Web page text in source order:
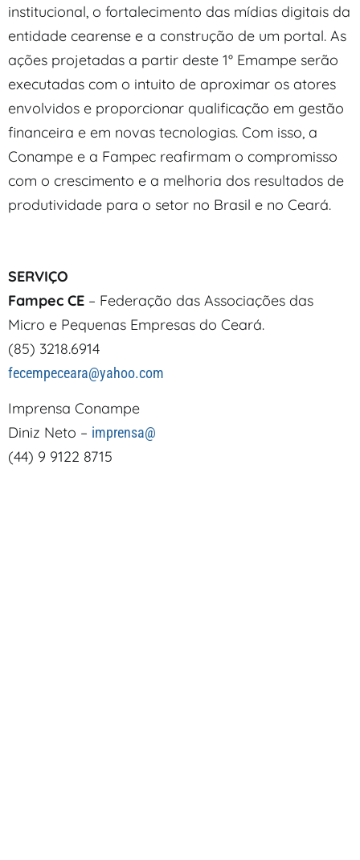
institucional, o fortalecimento das mídias digitais da
entidade cearense e a construção de um portal. As
ações projetadas a partir deste 1° Emampe serão
executadas com o intuito de aproximar os atores
envolvidos e proporcionar qualificação em gestão
financeira e em novas tecnologias. Com isso, a
Conampe e a Fampec reafirmam o compromisso
com o crescimento e a melhoria dos resultados de
produtividade para o setor no Brasil e no Ceará.
SERVIÇO
Fampec CE – Federação das Associações das
Micro e Pequenas Empresas do Ceará.
(85) 3218.6914
fecempeceara@yahoo.com
Imprensa Conampe
Diniz Neto – imprensa@
(44) 9 9122 8715